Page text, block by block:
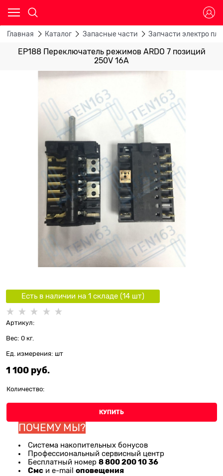
Главная Каталог Запасные части Запчасти электро
ЕР188 Переключатель режимов ARDO 7 позиций
250V 16A
Есть в наличии на 1 складe (14шт)
Артикул:
Вес: 0 кг.
Ед. измерения: шт
1 100 руб.
Количество:
КУПИТЬ
ПОЧЕМУ МЫ?
Система накопительных бонусов
Профессиональный сервисный центр
Бесплатный номер 8 800 200 10 36
Смс и e-mail оповещения